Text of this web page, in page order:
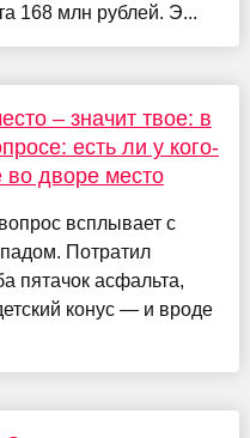
168 млн рублей. Э...
– значит твое: в
есть ли у кого-
во дворе место
всплывает с
Потратил
пятачок асфальта,
конус — и вроде